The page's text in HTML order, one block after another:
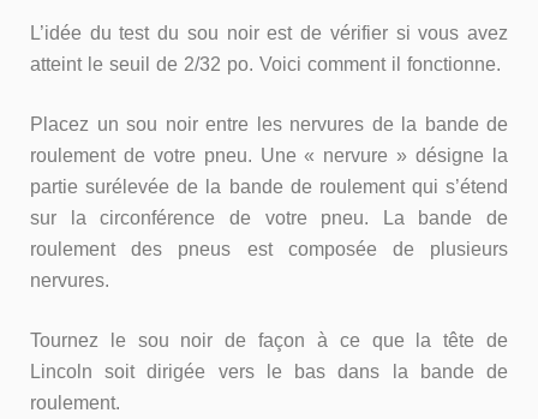
L’idée du test du sou noir est de vérifier si vous avez
atteint le seuil de 2/32 po. Voici comment il fonctionne.
Placez un sou noir entre les nervures de la bande de
roulement de votre pneu. Une « nervure » désigne la
partie surélevée de la bande de roulement qui s’étend
sur la circonférence de votre pneu. La bande de
roulement des pneus est composée de plusieurs
nervures.
Tournez le sou noir de façon à ce que la tête de
Lincoln soit dirigée vers le bas dans la bande de
roulement.